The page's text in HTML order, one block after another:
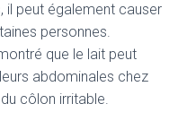
il peut également causer
personnes.
que le lait peut
abdominales chez
côlon irritable.